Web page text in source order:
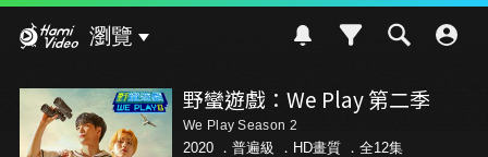
瀏覽
野蠻遊戲：We Play 第二季
We Play Season 2
2020 ． 普遍級 ．HD畫質 ．全12集